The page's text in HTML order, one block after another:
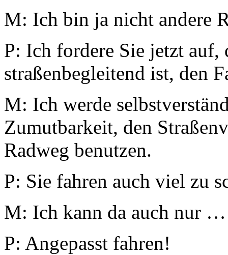
M: Ich bin ja nicht andere
P: Ich fordere Sie jetzt auf,
straßenbegleitend ist, den
M: Ich werde
Zumutbarkeit, den
Radweg benutzen.
P: Sie fahren auch viel zu
M: Ich kann da auch nur …
P: Angepasst fahren!